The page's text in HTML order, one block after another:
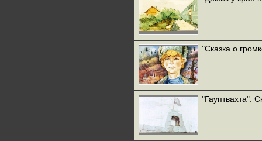
"Сказка о
"Гауптвахта".